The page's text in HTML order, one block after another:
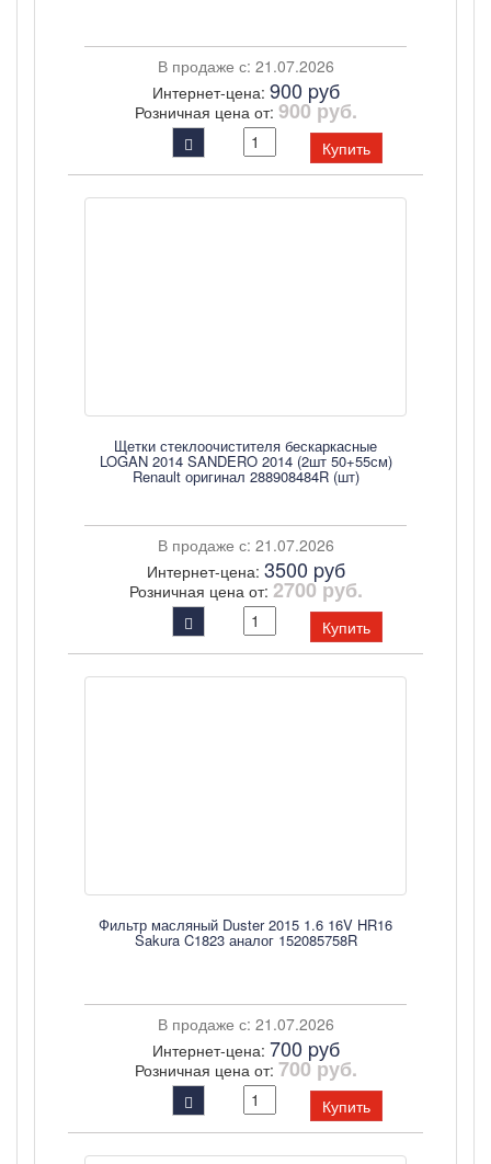
В продаже с: 21.07.2026
Интернет-цена: 900 pуб
Розничная цена от: 900 руб.
Купить
Щетки стеклоочистителя бескаркасные
LOGAN 2014 SANDERO 2014 (2шт 50+55см)
Renault оригинал 288908484R (шт)
В продаже с: 21.07.2026
Интернет-цена: 3500 pуб
Розничная цена от: 2700 руб.
Купить
Фильтр масляный Duster 2015 1.6 16V HR16
Sakura C1823 аналог 152085758R
В продаже с: 21.07.2026
Интернет-цена: 700 pуб
Розничная цена от: 700 руб.
Купить